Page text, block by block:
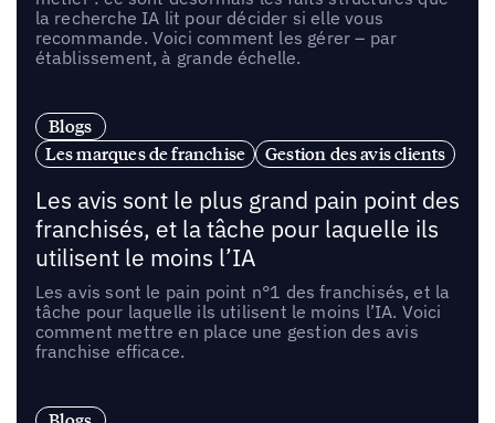
la recherche IA lit pour décider si elle vous
recommande. Voici comment les gérer – par
établissement, à grande échelle.
Blogs
Les marques de franchise
Gestion des avis clients
Les avis sont le plus grand pain point des
franchisés, et la tâche pour laquelle ils
utilisent le moins l’IA
Les avis sont le pain point n°1 des franchisés, et la
tâche pour laquelle ils utilisent le moins l’IA. Voici
comment mettre en place une gestion des avis
franchise efficace.